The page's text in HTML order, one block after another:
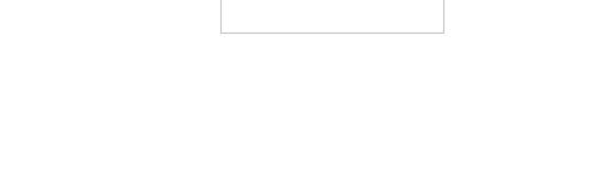
KOŠÍKU